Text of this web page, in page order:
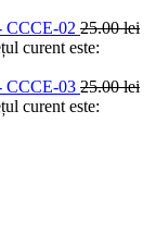
CCCE-02 25.00lei
curent este:
CCCE-03 25.00lei
curent este: